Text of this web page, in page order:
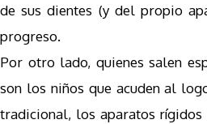
de sus dientes (y del propio
progreso.
Por otro lado, quienes salen
son los niños que acuden al
tradicional, los aparatos